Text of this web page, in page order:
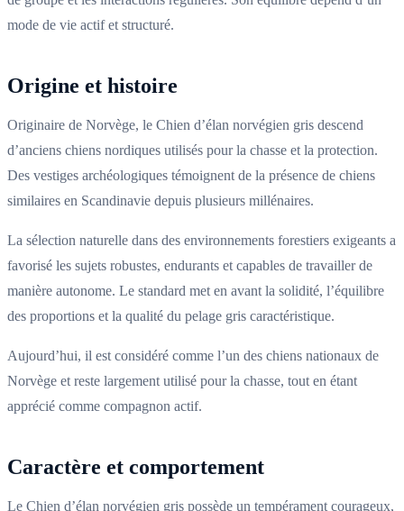
mode de vie actif et structuré.
Origine et histoire
Originaire de Norvège, le Chien d’élan norvégien gris descend
d’anciens chiens nordiques utilisés pour la chasse et la protection.
Des vestiges archéologiques témoignent de la présence de chiens
similaires en Scandinavie depuis plusieurs millénaires.
La sélection naturelle dans des environnements forestiers exigeants a
favorisé les sujets robustes, endurants et capables de travailler de
manière autonome. Le standard met en avant la solidité, l’équilibre
des proportions et la qualité du pelage gris caractéristique.
Aujourd’hui, il est considéré comme l’un des chiens nationaux de
Norvège et reste largement utilisé pour la chasse, tout en étant
apprécié comme compagnon actif.
Caractère et comportement
Le Chien d’élan norvégien gris possède un tempérament courageux,